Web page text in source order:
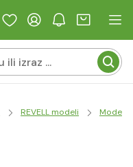
REVELL modeli